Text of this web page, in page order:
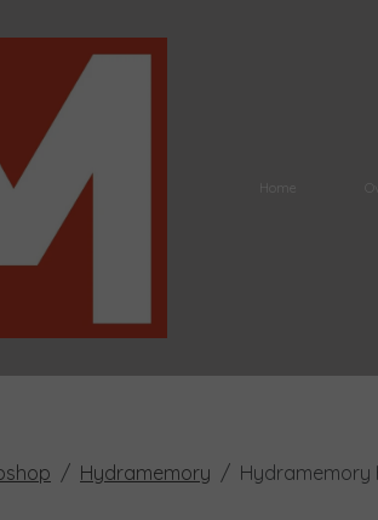
Home
Hydramemory Hydramemory